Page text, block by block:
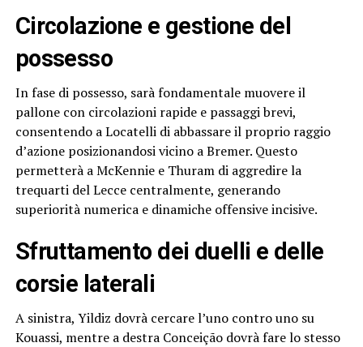
Circolazione e gestione del
possesso
In fase di possesso, sarà fondamentale muovere il
pallone con circolazioni rapide e passaggi brevi,
consentendo a Locatelli di abbassare il proprio raggio
d’azione posizionandosi vicino a Bremer. Questo
permetterà a McKennie e Thuram di aggredire la
trequarti del Lecce centralmente, generando
superiorità numerica e dinamiche offensive incisive.
Sfruttamento dei duelli e delle
corsie laterali
A sinistra, Yildiz dovrà cercare l’uno contro uno su
Kouassi, mentre a destra Conceição dovrà fare lo stesso